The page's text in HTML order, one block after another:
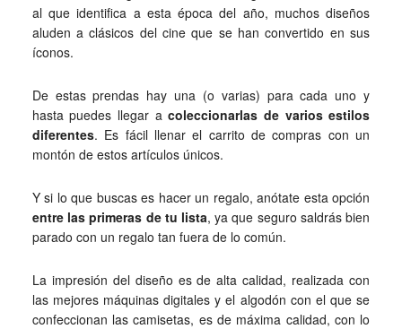
al que identifica a esta época del año, muchos diseños
aluden a clásicos del cine que se han convertido en sus
íconos.
De estas prendas hay una (o varias) para cada uno y
hasta puedes llegar acoleccionarlas de varios estilos
diferentes. Es fácil llenar el carrito de compras con un
montón de estos artículos únicos.
Y si lo que buscas es hacer un regalo, anótate esta opción
entre las primeras de tu lista, ya que seguro saldrás bien
parado con un regalo tan fuera de lo común.
La impresión del diseño es de alta calidad, realizada con
las mejores máquinas digitales y el algodón con el que se
confeccionan las camisetas, es de máxima calidad, con lo